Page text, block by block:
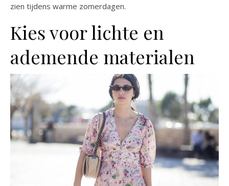
zien tijdens warme zomerdagen.
Kies voor lichte en
ademende materialen